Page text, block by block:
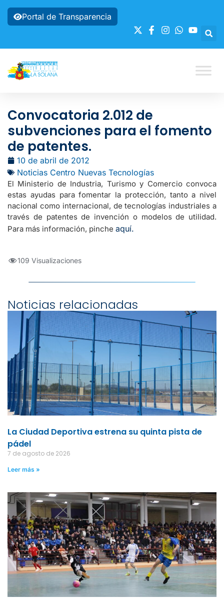
Portal de Transparencia
Convocatoria 2.012 de
subvenciones para el fomento
de patentes.
10 de abril de 2012
Noticias Centro Nuevas Tecnologías
El Ministerio de Industria, Turismo y Comercio convoca
estas ayudas para fomentar la protección, tanto a nivel
nacional como internacional, de tecnologías industriales a
través de patentes de invención o modelos de utilidad.
Para más información, pinche aquí.
109 Visualizaciones
Noticias relacionadas
La Ciudad Deportiva estrena su quinta pista de
pádel
7 de agosto de 2026
Leer más »